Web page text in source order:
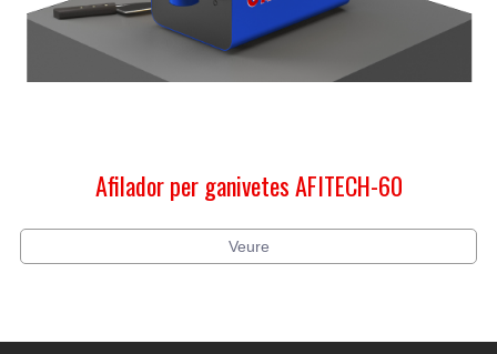
Afilador per ganivetes AFITECH-60
Veure